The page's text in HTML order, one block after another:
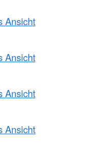
Ansicht
Ansicht
Ansicht
Ansicht